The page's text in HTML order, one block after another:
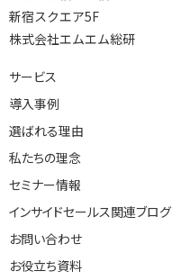
新宿スクエア5F
株式会社エムエム総研
サービス
導入事例
選ばれる理由
私たちの理念
セミナー情報
インサイドセールス関連ブログ
お問い合わせ
お役立ち資料